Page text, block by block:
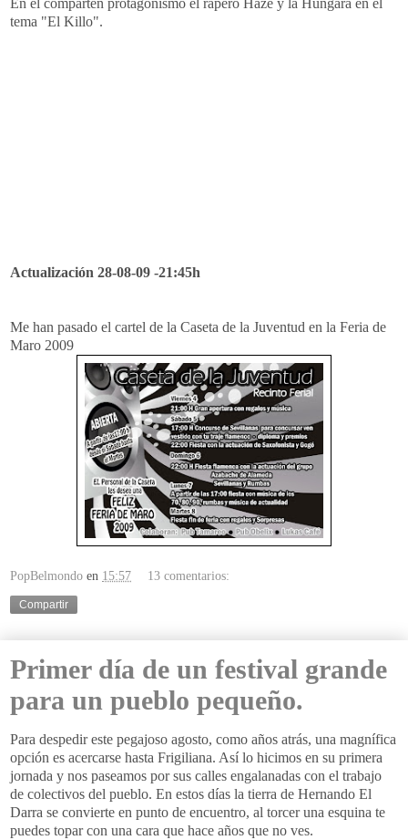
tema "El Killo".
Actualización 28-08-09 -21:45h
Me han pasado el cartel de la Caseta de la Juventud en la Feria de
Maro 2009
PopBelmondo en 15:57 13 comentarios:
Compartir
Primer día de un festival grande
para un pueblo pequeño.
Para despedir este pegajoso agosto, como años atrás, una magnífica
opción es acercarse hasta Frigiliana. Así lo hicimos en su primera
jornada y nos paseamos por sus calles engalanadas con el trabajo
de colectivos del pueblo. En estos días la tierra de Hernando El
Darra se convierte en punto de encuentro, al torcer una esquina te
puedes topar con una cara que hace años que no ves.